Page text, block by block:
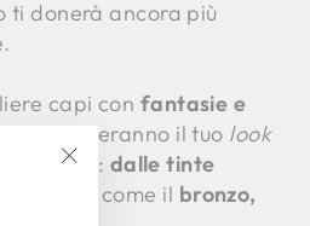
"Chiudi
ti donerà ancora più
capi con fantasie e
ravviveranno il tuo look
variare: dalle tinte
sobrie, come il bronzo,